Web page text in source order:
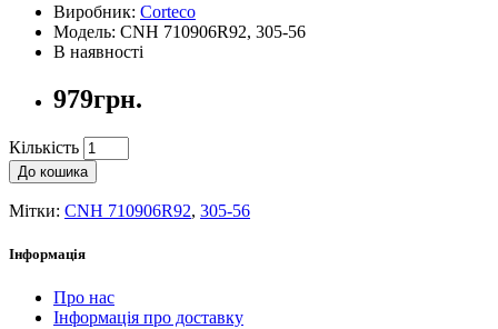
Виробник: Corteco
Модель: CNH 710906R92, 305-56
В наявності
979грн.
Кількість
До кошика
Мітки: CNH 710906R92, 305-56
Інформація
Про нас
Інформація про доставку